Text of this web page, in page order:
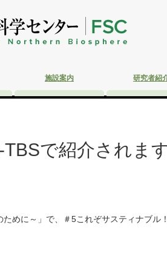
施設案内 研究者紹
で紹介されま
めに～」で、＃5これぞサスティナブル